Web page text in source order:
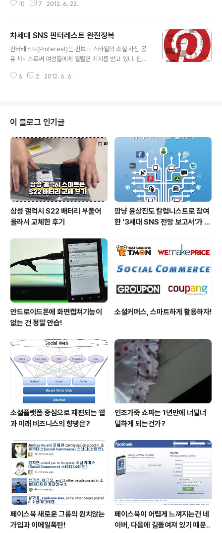
스토리가 2011년 6월에 출간되었으니 정확히 1년만에 깜
년이라는 시간이 이야기해주는 듯 합니다. 책을 얼마나 많
이 냈느냐 보다 어떤 책을 냈느냐가 더 중요하다고 생각합
니다. 1년이라는 시간동안 그저 그런 책 2~3권 내느니.. 시
야, 그리고 IT 기반의 경제경영에 일획을 그을 수 있는 책을
10 7 2012. 6. 22.
차세대 SNS 핀터레스트 완전정복
핀터레스트(Pinterest)는 핀보드 스타일의 소셜 사진 공
유 서비스로써 여성들에게 열렬한 지지를 받고 있다. 핀터
(interest)’ 있는 분야를 ‘핀(pin)’에 꽂아 두던 방식에서
월부터 초대장을 받아 가입할 수 있는 오픈 베타 사이트로
전환하였고 현재까지도 초대장을 통해 가입하는 형식을 유
지하고 있다. 2012년 4월 기준 약 2,000만명의 가입자를
보유하고 있는 것으로 알려진 핀터레스트는 웹 역사상 가
장 고속으로 성장하고 있는 사이트 중 하나로 손꼽..
6 2 2012. 6. 6.
이 블로그 인기글
삼성 갤럭시 S22 배터리 부풀어
올라서 교체한 후기
깜냥 윤상진도 칼럼니스트로 참여
한 '3세대 SNS 전망 보고서'가 발
안드로이드폰에 화면캡쳐기능이
없는 건 정말 안습!
소셜커머스, 스마트하게 활용하자!
소셜플랫폼 중심으로 재편되는 웹
과 미래 비즈니스의 향방은?
인조가죽 쇼파는 1년만에 너덜너
덜하게 되는건가?
페이스북 새로운 그룹의 원치않는
가입과 이메일폭탄!
페이스북이 어렵게 느껴지는건 네
이버, 다음에 길들여져 있기 때문..